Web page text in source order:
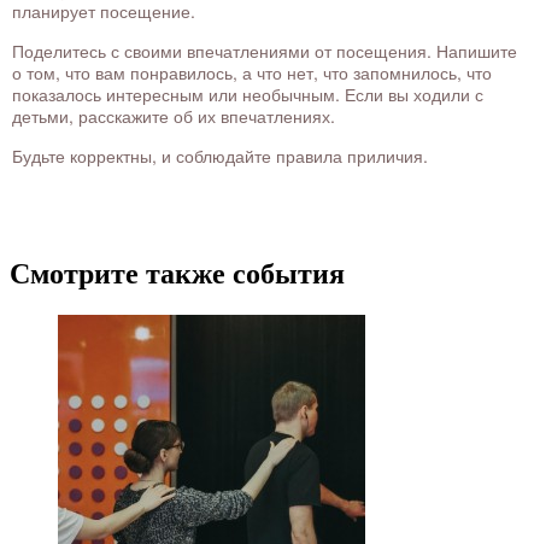
планирует посещение.
Поделитесь с своими впечатлениями от посещения. Напишите
о том, что вам понравилось, а что нет, что запомнилось, что
показалось интересным или необычным. Если вы ходили с
детьми, расскажите об их впечатлениях.
Будьте корректны, и соблюдайте правила приличия.
Смотрите также события